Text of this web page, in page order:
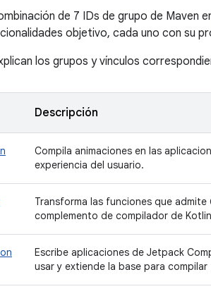
de 7 IDs de grupo de Maven
objetivo, cada uno con su
los grupos y vínculos
Descripción
Compila animaciones en las
experiencia del usuario.
Transforma las funciones que
complemento de compilador de
Escribe aplicaciones de Jetpack
usar y extiende la base para